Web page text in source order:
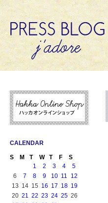
CALENDAR
S M T W T F
S
1
2 3 4
5
6
7 8 9 10 11
12
13 14 15 16 17 18 19
20 21 22 23 24 25 26